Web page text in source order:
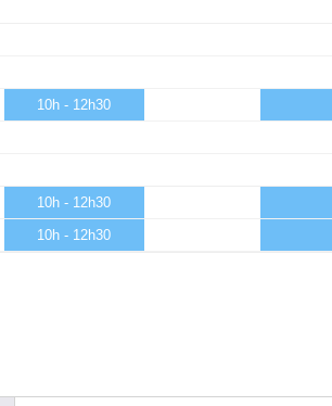
10h - 12h30
10h - 12h30
10h - 12h30